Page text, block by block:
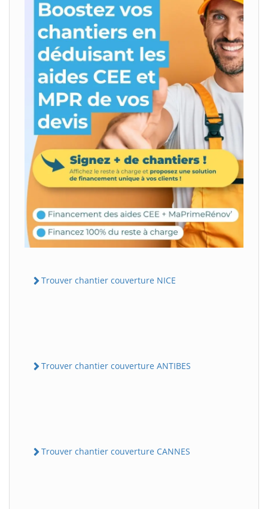
Trouver chantier couverture NICE
Trouver chantier couverture ANTIBES
Trouver chantier couverture CANNES